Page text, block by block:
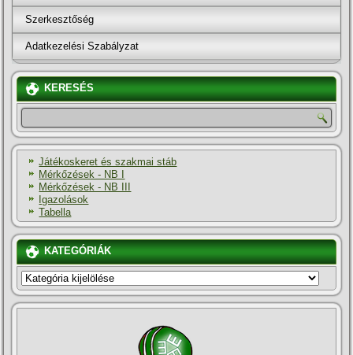
Szerkesztőség
Adatkezelési Szabályzat
KERESÉS
Játékoskeret és szakmai stáb
Mérkőzések - NB I
Mérkőzések - NB III
Igazolások
Tabella
KATEGÓRIÁK
KATEGÓRIÁK